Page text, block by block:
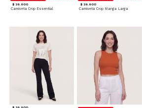
$ 39.900
Camiseta Crop Essential
$ 39.900
Camiseta Crop Manga Larga